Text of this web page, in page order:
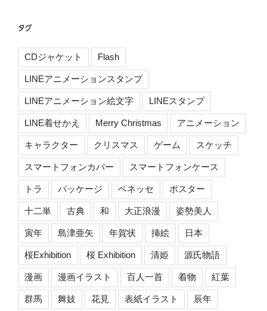
タグ
CDジャケット Flash
LINEアニメーションスタンプ
LINEアニメーション絵文字 LINEスタンプ
LINE着せかえ Merry Christmas アニメーション
キャラクター クリスマス ゲーム スケッチ
スマートフォンカバー スマートフォンケース
トラ パッケージ ベネッセ ポスター
十二単 古典 和 大正浪漫 姿勢美人
寅年 島津亜矢 年賀状 挿絵 日本
桜Exhibition 桜 Exhibition 清姫 源氏物語
漫画 漫画イラスト 百人一首 着物 紅葉
群馬 舞妓 花見 表紙イラスト 辰年